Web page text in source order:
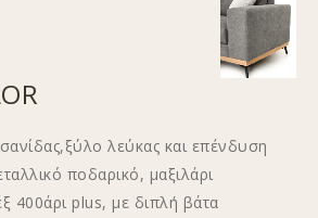
λεύκας και επένδυση
ποδαρικό, μαξιλάρι
400άρι plus, με διπλή βάτα